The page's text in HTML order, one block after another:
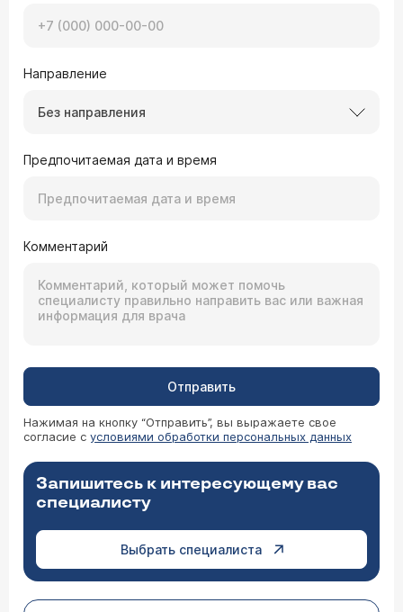
Направление
Без направления
Предпочитаемая дата и время
Комментарий
Отправить
Нажимая на кнопку “Отправить”, вы выражаете свое
согласие с условиями обработки персональных данных
Запишитесь к интересующему вас
специалисту
Выбрать специалиста